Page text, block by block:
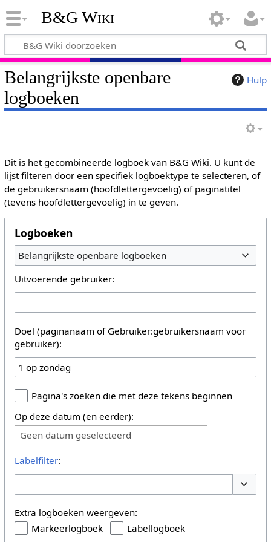
B&G Wiki
Hulp
Belangrijkste openbare
logboeken
Dit is het gecombineerde logboek van B&G Wiki. U kunt de
lijst filteren door een specifiek logboektype te selecteren, of
de gebruikersnaam (hoofdlettergevoelig) of paginatitel
(tevens hoofdlettergevoelig) in te geven.
Logboeken
Belangrijkste openbare logboeken
Uitvoerende gebruiker:
Doel (paginanaam of Gebruiker:gebruikersnaam voor
gebruiker):
Pagina's zoeken die met deze tekens beginnen
Op deze datum (en eerder):
Geen datum geselecteerd
Labelfilter:
Extra logboeken weergeven:
Markeerlogboek
Labellogboek